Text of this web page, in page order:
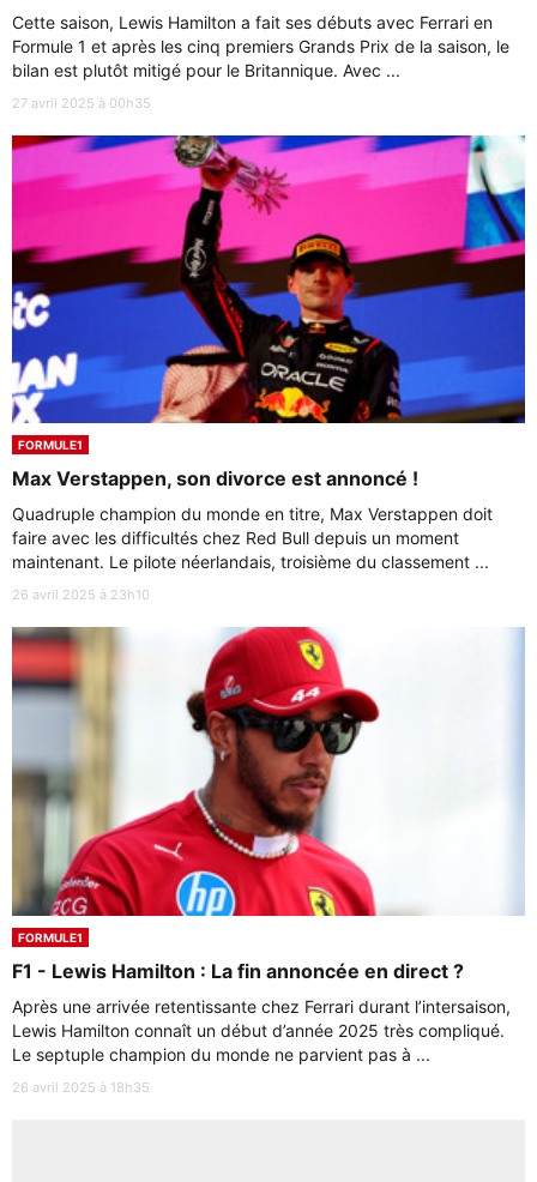
Cette saison, Lewis Hamilton a fait ses débuts avec Ferrari en
Formule 1 et après les cinq premiers Grands Prix de la saison, le
bilan est plutôt mitigé pour le Britannique. Avec ...
27 avril 2025 à 00h35
FORMULE1
Max Verstappen, son divorce est annoncé !
Quadruple champion du monde en titre, Max Verstappen doit
faire avec les difficultés chez Red Bull depuis un moment
maintenant. Le pilote néerlandais, troisième du classement ...
26 avril 2025 à 23h10
FORMULE1
F1 - Lewis Hamilton : La fin annoncée en direct ?
Après une arrivée retentissante chez Ferrari durant l’intersaison,
Lewis Hamilton connaît un début d’année 2025 très compliqué.
Le septuple champion du monde ne parvient pas à ...
26 avril 2025 à 18h35